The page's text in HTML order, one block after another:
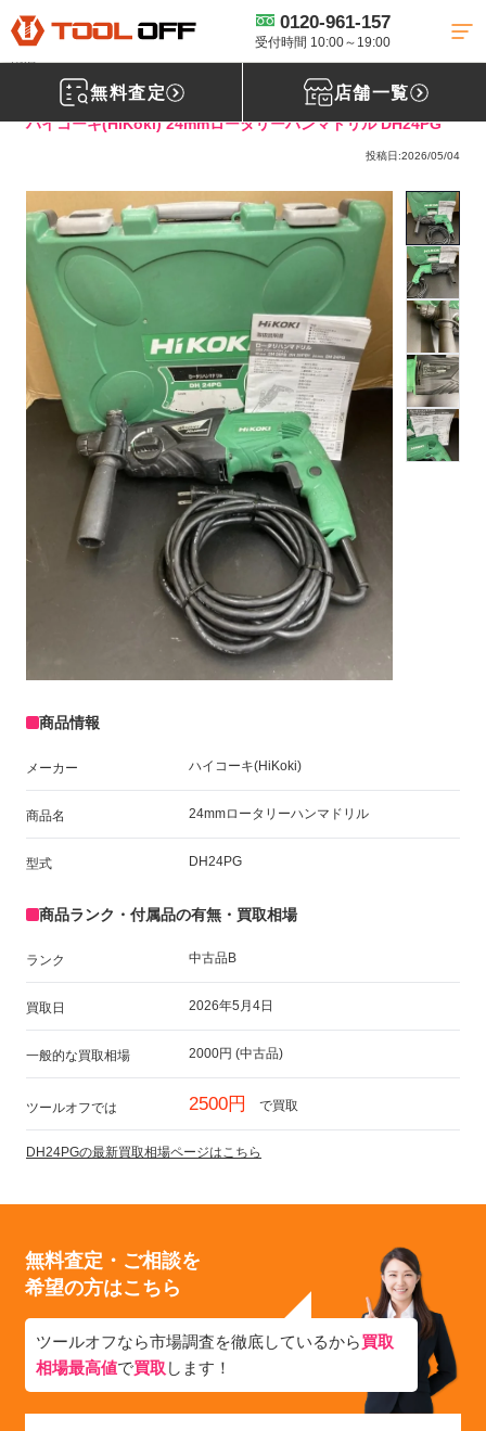
0120-961-157
受付時間 10:00～19:00
無料査定 店舗一覧
工具買取TOP 電動工具買取 ハンマードリル買取
【買取実績】ハイ
コーキ HiKOKI 24mmロータリーハンマドリル DH24PG［福島県相馬市］仙台
ハイコーキ(HiKoki) 24mmロータリーハンマドリル DH24PG
投稿日:2026/05/04
商品情報
メーカー ハイコーキ(HiKoki)
商品名 24mmロータリーハンマドリル
型式 DH24PG
商品ランク・付属品の有無・買取相場
ランク 中古品B
買取日 2026年5月4日
一般的な買取相場 2000円 (中古品)
ツールオフでは 2500円 で買取
DH24PGの最新買取相場ページはこちら
無料査定・ご相談を
希望の方はこちら
ツールオフなら市場調査を徹底しているから買取
相場最高値で買取 します！